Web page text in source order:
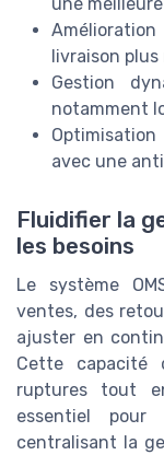
livraison plus
Gestion
notamment
avec une
Fluidifier la
les besoins
Le système
ventes, des
ajuster en
Cette capacité
ruptures tout
essentiel pour
centralisant la